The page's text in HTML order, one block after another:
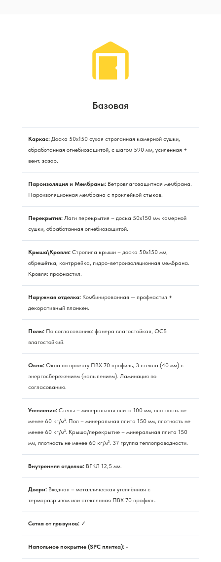
Базовая
Каркас: Доска 50х150 сухая строганная камерной сушки,
обработанная огнебиозащитой, с шагом 590 мм, усиленная +
вент. зазор.
Пароизоляция и Мембраны: Ветровлагозащитная мембрана.
Пароизоляционная мембрана с проклейкой стыков.
Перекрытия: Лаги перекрытия – доска 50х150 мм камерной
сушки, обработанная огнебиозащитой.
Крыша\Кровля: Стропила крыши – доска 50х150 мм,
обрешётка, контррейка, гидро-ветроизоляционная мембрана.
Кровля: профнастил.
Наружная отделка: Комбинированная — профнастил +
декоративный планкен.
Полы: По согласованию: фанера влагостойкая, ОСБ
влагостойкий.
Окна: Окна по проекту ПВХ 70 профиль, 3 стекла (40 мм) с
энергосбережением (напылением). Ламинация по
согласованию.
Утепление: Стены – минеральная плита 100 мм, плотность не
менее 60 кг/м³. Пол – минеральная плита 150 мм, плотность не
менее 60 кг/м³. Крыша/перекрытие – минеральная плита 150
мм, плотность не менее 60 кг/м³. 37 группа теплопроводности.
Внутренняя отделка: ВГКЛ 12,5 мм.
Двери: Входная – металлическая утеплённая с
терморазрывом или стеклянная ПВХ 70 профиль.
Сетка от грызунов: ✓
Напольное покрытие (SPC плитка): -